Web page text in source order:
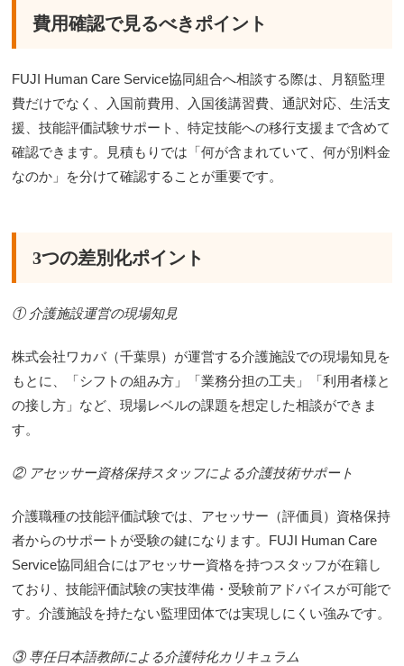
費用確認で見るべきポイント
FUJI Human Care Service協同組合へ相談する際は、月額監理
費だけでなく、入国前費用、入国後講習費、通訳対応、生活支
援、技能評価試験サポート、特定技能への移行支援まで含めて
確認できます。見積もりでは「何が含まれていて、何が別料金
なのか」を分けて確認することが重要です。
3つの差別化ポイント
① 介護施設運営の現場知見
株式会社ワカバ（千葉県）が運営する介護施設での現場知見を
もとに、「シフトの組み方」「業務分担の工夫」「利用者様と
の接し方」など、現場レベルの課題を想定した相談ができま
す。
② アセッサー資格保持スタッフによる介護技術サポート
介護職種の技能評価試験では、アセッサー（評価員）資格保持
者からのサポートが受験の鍵になります。FUJI Human Care
Service協同組合にはアセッサー資格を持つスタッフが在籍し
ており、技能評価試験の実技準備・受験前アドバイスが可能で
す。介護施設を持たない監理団体では実現しにくい強みです。
③ 専任日本語教師による介護特化カリキュラム